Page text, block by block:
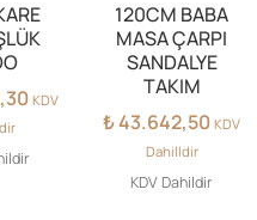
KDV
120CM BABA
MASA ÇARPI
SANDALYE
TAKIM
₺43.642,50 KDV
Dahilldir
KDV Dahildir